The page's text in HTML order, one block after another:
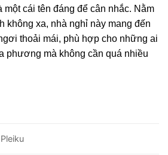
một cái tên đáng để cân nhắc. Nằm
không xa, nhà nghỉ này mang đến
thoải mái, phù hợp cho những ai
phương mà không cần quá nhiều